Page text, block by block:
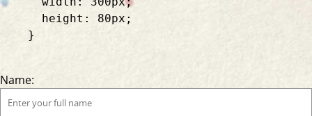
      height: 80px;
    }
Name: